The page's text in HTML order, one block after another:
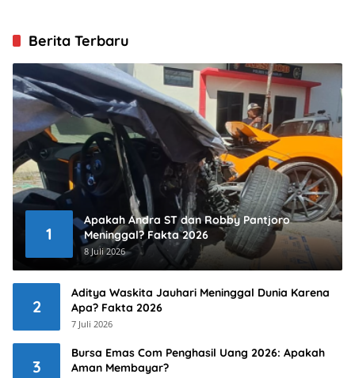
Berita Terbaru
1
Apakah Andra ST dan Robby Pantjoro
Meninggal? Fakta 2026
8 Juli 2026
2
Aditya Waskita Jauhari Meninggal Dunia Karena
Apa? Fakta 2026
7 Juli 2026
3
Bursa Emas Com Penghasil Uang 2026: Apakah
Aman Membayar?